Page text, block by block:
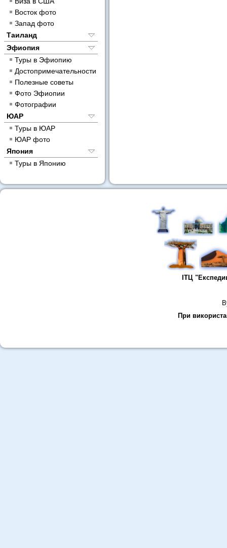
Восток фото
Запад фото
Таиланд
Эфиопия
Туры в Эфиопию
Достопримечательности
Полезные советы
Фото Эфиопии
Фотографии
ЮАР
Туры в ЮАР
ЮАР фото
Япония
Туры в Японию
ІТЦ
При